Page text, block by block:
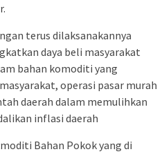
terus dilaksanakannya
daya beli masyarakat
bahan komoditi yang
operasi pasar murah
daerah dalam memulihkan
inflasi daerah
Bahan Pokok yang di